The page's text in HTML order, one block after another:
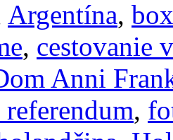
Argentína,
, cestovanie
Anni
,